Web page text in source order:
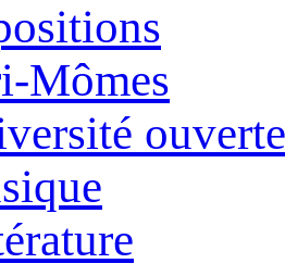
Mômes
ouverte